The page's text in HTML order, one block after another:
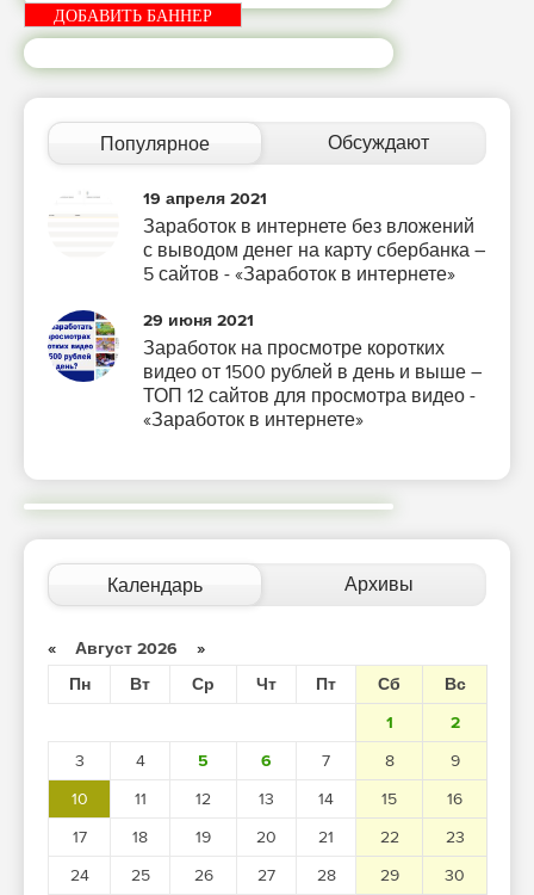
ДОБАВИТЬ БАННЕР
Популярное Обсуждают
19 апреля 2021
Заработок в интернете без вложений
с выводом денег на карту сбербанка –
5 сайтов - «Заработок в интернете»
29 июня 2021
Заработок на просмотре коротких
видео от 1500 рублей в день и выше –
ТОП 12 сайтов для просмотра видео -
«Заработок в интернете»
Календарь Архивы
« Август 2026 »
Пн
Вт Ср Чт Пт Сб
Вс
1
2
3
4 5 6 7 8
9
10
11 12 13 14 15
16
17
18 19 20 21 22
23
24
25 26 27 28 29
30